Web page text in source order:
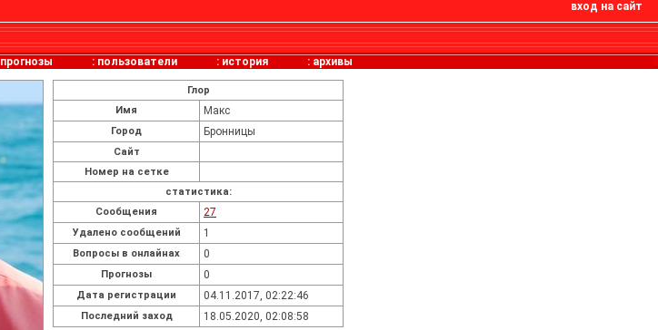
вход на сайт
прогнозы : пользователи : история : архивы
Глор
Имя
Макс
Город Бронницы
Сайт
Номер на сетке
статистика:
Cообщения
27
Удалено сообщений 1
Вопросы в онлайнах 0
Прогнозы 0
Дата регистрации 04.11.2017, 02:22:46
Последний заход 18.05.2020, 02:08:58